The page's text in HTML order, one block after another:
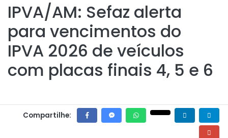
IPVA/AM: Sefaz alerta
para vencimentos do
IPVA 2026 de veículos
com placas finais 4, 5 e 6
Compartilhe: